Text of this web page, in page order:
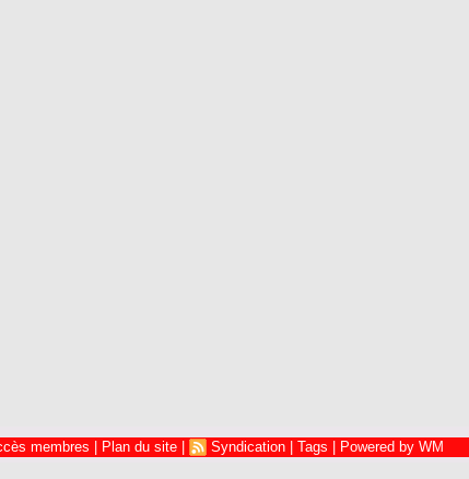
membres Plan du site Syndication Tags Powered by WM